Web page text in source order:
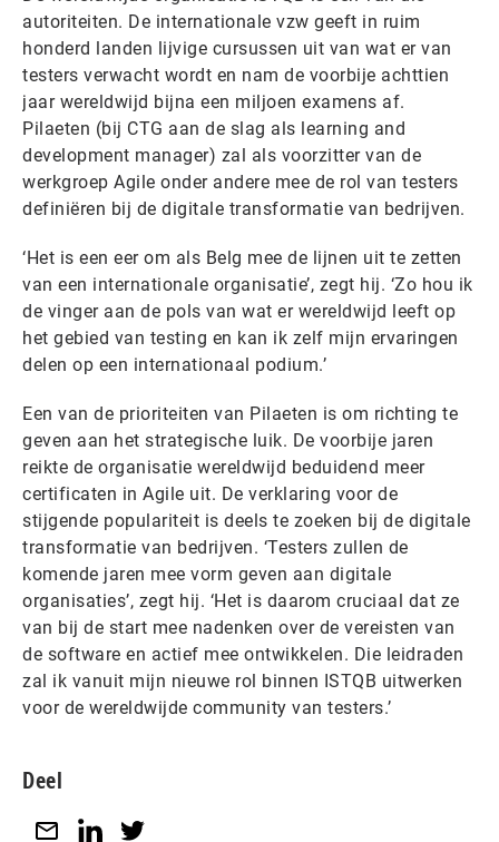
autoriteiten. De internationale vzw geeft in ruim
honderd landen lijvige cursussen uit van wat er van
testers verwacht wordt en nam de voorbije achttien
jaar wereldwijd bijna een miljoen examens af.
Pilaeten (bij CTG aan de slag als learning and
development manager) zal als voorzitter van de
werkgroep Agile onder andere mee de rol van testers
definiëren bij de digitale transformatie van bedrijven.
‘Het is een eer om als Belg mee de lijnen uit te zetten
van een internationale organisatie’, zegt hij. ‘Zo hou ik
de vinger aan de pols van wat er wereldwijd leeft op
het gebied van testing en kan ik zelf mijn ervaringen
delen op een internationaal podium.’
Een van de prioriteiten van Pilaeten is om richting te
geven aan het strategische luik. De voorbije jaren
reikte de organisatie wereldwijd beduidend meer
certificaten in Agile uit. De verklaring voor de
stijgende populariteit is deels te zoeken bij de digitale
transformatie van bedrijven. ‘Testers zullen de
komende jaren mee vorm geven aan digitale
organisaties’, zegt hij. ‘Het is daarom cruciaal dat ze
van bij de start mee nadenken over de vereisten van
de software en actief mee ontwikkelen. Die leidraden
zal ik vanuit mijn nieuwe rol binnen ISTQB uitwerken
voor de wereldwijde community van testers.’
Deel